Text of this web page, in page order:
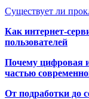
Существует ли
Как интернет-
пользователей
Почему цифровая
частью
От подработки до